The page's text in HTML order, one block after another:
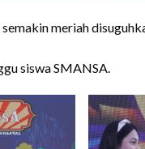
meriah
siswa SMANSA.